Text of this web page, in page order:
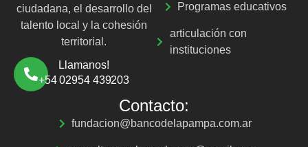
ciudadana, el desarrollo del
talento local y la cohesión
territorial.
Llamanos!
+54 02954 439203
Programas educativos
articulación con
instituciones
Contacto:
fundacion@bancodelapampa.com.ar